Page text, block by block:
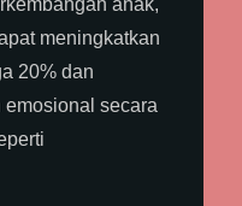
anak,
meningkatkan
20% dan
emosional secara